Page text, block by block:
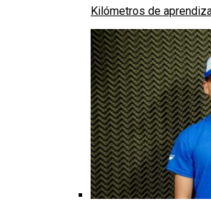
Kilómetros de